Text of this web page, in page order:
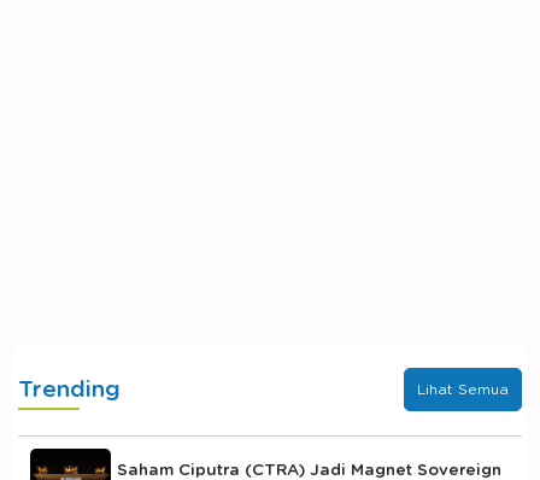
Trending Lihat Semua
Saham Ciputra (CTRA) Jadi Magnet Sovereign